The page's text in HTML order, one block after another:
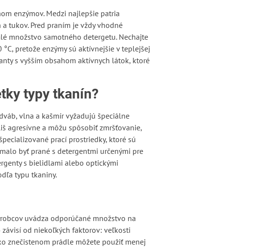
enzýmov. Medzi najlepšie patria
tukov. Pred praním je vždy vhodné
množstvo samotného detergetu. Nechajte
pretože enzýmy sú aktívnejšie v teplejšej
s vyšším obsahom aktívnych látok, ktoré
typy tkanín?
vlna a kašmír vyžadujú špeciálne
agresívne a môžu spôsobiť zmršťovanie,
prací prostriedky, ktoré sú
byť prané s detergentmi určenými pre
s bielidlami alebo optickými
typu tkaniny.
uvádza odporúčané množstvo na
závisí od niekoľkých faktorov: veľkosti
znečistenom prádle môžete použiť menej